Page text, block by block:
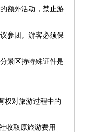
额外活动，禁止游
参团。游客必须保
景区持特殊证件是
权对旅游过程中的
收取原旅游费用